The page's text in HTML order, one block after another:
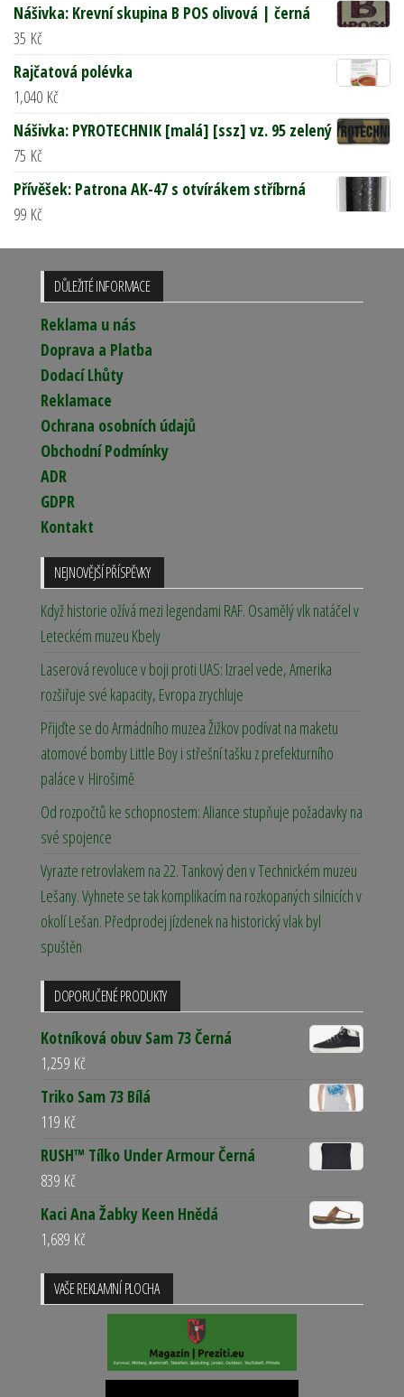
Nášivka: Krevní skupina B POS olivová | černá
35 Kč
Rajčatová polévka
1,040 Kč
Nášivka: PYROTECHNIK [malá] [ssz] vz. 95 zelený
75 Kč
Přívěšek: Patrona AK-47 s otvírákem stříbrná
99 Kč
DŮLEŽITÉ INFORMACE
Reklama u nás
Doprava a Platba
Dodací Lhůty
Reklamace
Ochrana osobních údajů
Obchodní Podmínky
ADR
GDPR
Kontakt
NEJNOVĚJŠÍ PŘÍSPĚVKY
Když historie ožívá mezi legendami RAF. Osamělý vlk natáčel v
Leteckém muzeu Kbely
Laserová revoluce v boji proti UAS: Izrael vede, Amerika
rozšiřuje své kapacity, Evropa zrychluje
Přijďte se do Armádního muzea Žižkov podívat na maketu
atomové bomby Little Boy i střešní tašku z prefekturního
paláce v Hirošimě
Od rozpočtů ke schopnostem: Aliance stupňuje požadavky na
své spojence
Vyrazte retrovlakem na 22. Tankový den v Technickém muzeu
Lešany. Vyhnete se tak komplikacím na rozkopaných silnicích v
okolí Lešan. Předprodej jízdenek na historický vlak byl
spuštěn
DOPORUČENÉ PRODUKTY
Kotníková obuv Sam 73 Černá
1,259 Kč
Triko Sam 73 Bílá
119 Kč
RUSH™ Tílko Under Armour Černá
839 Kč
Kaci Ana Žabky Keen Hnědá
1,689 Kč
VAŠE REKLAMNÍ PLOCHA